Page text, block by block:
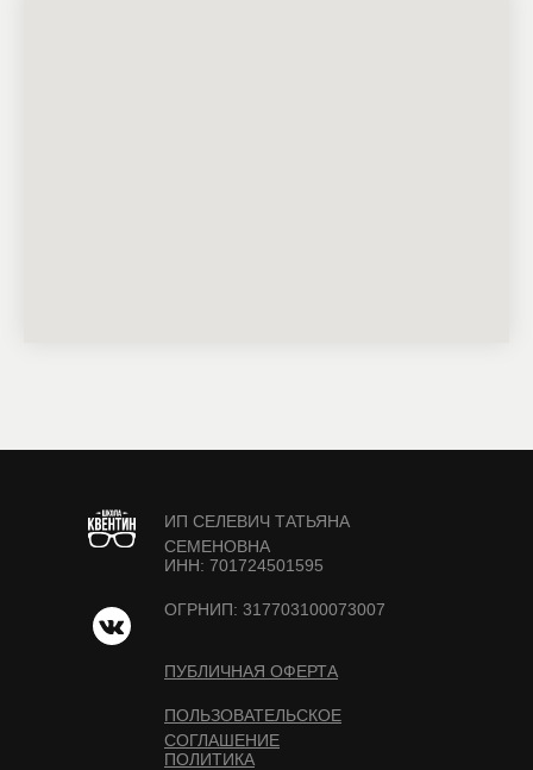
ИП СЕЛЕВИЧ ТАТЬЯНА
СЕМЕНОВНА
ИНН: 701724501595
ОГРНИП: 317703100073007
ПУБЛИЧНАЯ ОФЕРТА
ПОЛИТИКА
ПОЛЬЗОВАТЕЛЬСКОЕ
СОГЛАШЕНИЕ